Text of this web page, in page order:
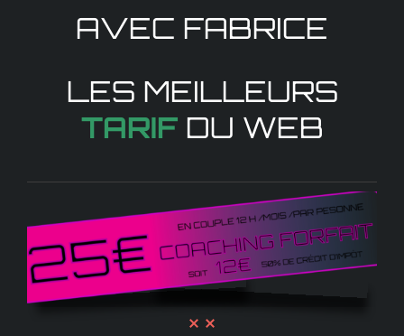
AVEC FABRICE
LES MEILLEURS
TARIFDU WEB